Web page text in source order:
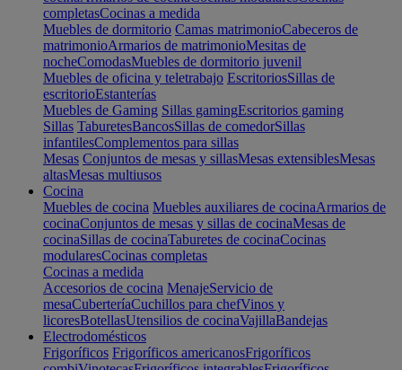
completasCocinas a medida
Muebles de dormitorio Camas matrimonioCabeceros de
matrimonioArmarios de matrimonioMesitas de
nocheComodasMuebles de dormitorio juvenil
Muebles de oficina y teletrabajo EscritoriosSillas de
escritorioEstanterías
Muebles de Gaming Sillas gamingEscritorios gaming
Sillas TaburetesBancosSillas de comedorSillas
infantilesComplementos para sillas
Mesas Conjuntos de mesas y sillasMesas extensiblesMesas
altasMesas multiusos
Cocina
Muebles de cocina Muebles auxiliares de cocinaArmarios de
cocinaConjuntos de mesas y sillas de cocinaMesas de
cocinaSillas de cocinaTaburetes de cocinaCocinas
modularesCocinas completas
Cocinas a medida
Accesorios de cocina MenajeServicio de
mesaCuberteríaCuchillos para chefVinos y
licoresBotellasUtensilios de cocinaVajillaBandejas
Electrodomésticos
Frigoríficos Frigoríficos americanosFrigoríficos